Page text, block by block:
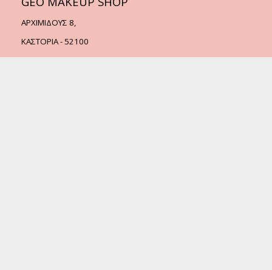
ΑΡΧΙΜΙΔΟΥΣ 8,
ΚΑΣΤΟΡΙΑ - 52100
Τηλ.:2467505338